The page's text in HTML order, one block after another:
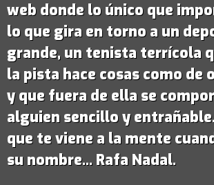
web donde lo único que
lo que gira en torno a un
grande, un tenista terrícola
la pista hace cosas como de
y que fuera de ella se
alguien sencillo y
que te viene a la mente
su nombre... Rafa Nadal.